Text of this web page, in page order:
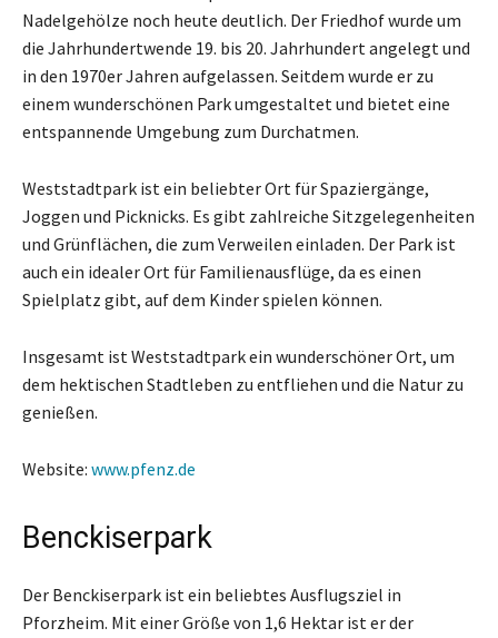
Nadelgehölze noch heute deutlich. Der Friedhof wurde um
die Jahrhundertwende 19. bis 20. Jahrhundert angelegt und
in den 1970er Jahren aufgelassen. Seitdem wurde er zu
einem wunderschönen Park umgestaltet und bietet eine
entspannende Umgebung zum Durchatmen.
Weststadtpark ist ein beliebter Ort für Spaziergänge,
Joggen und Picknicks. Es gibt zahlreiche Sitzgelegenheiten
und Grünflächen, die zum Verweilen einladen. Der Park ist
auch ein idealer Ort für Familienausflüge, da es einen
Spielplatz gibt, auf dem Kinder spielen können.
Insgesamt ist Weststadtpark ein wunderschöner Ort, um
dem hektischen Stadtleben zu entfliehen und die Natur zu
genießen.
Website: www.pfenz.de
Benckiserpark
Der Benckiserpark ist ein beliebtes Ausflugsziel in
Pforzheim. Mit einer Größe von 1,6 Hektar ist er der